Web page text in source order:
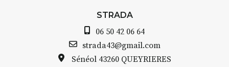
STRADA
06 50 42 06 64
strada43@gmail.com
Sénéol 43260 QUEYRIERES